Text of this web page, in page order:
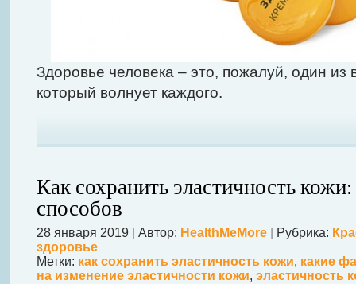
Здоровье человека – это, пожалуй, один из
который волнует каждого.
Как сохранить эластичность кожи:
способов
28 января 2019 Автор: HealthMeMore Рубрика:
здоровье
Метки: как сохранить эластичность кожи, какие
на изменение эластичности кожи, эластичность